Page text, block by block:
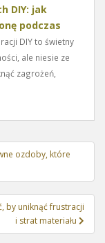
DIY: jak
podczas
DIY to świetny
ale niesie ze
zagrożeń,
ozdoby, które
by uniknąć frustracji
i strat materiału